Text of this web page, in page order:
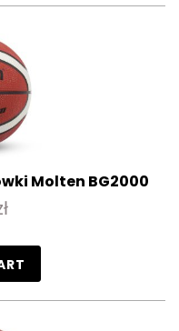
Molten BG2000